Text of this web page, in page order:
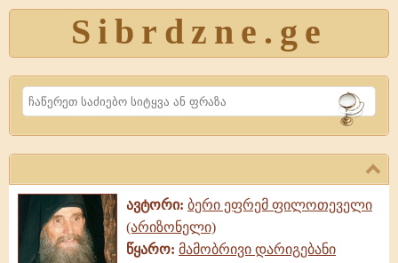
Sibrdzne.ge
Search
ავტორი: ბერი ეფრემ ფილოთეველი
(არიზონელი)
წყარო: მამობრივი დარიგებანი